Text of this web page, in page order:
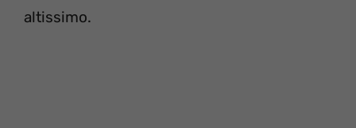
altissimo.